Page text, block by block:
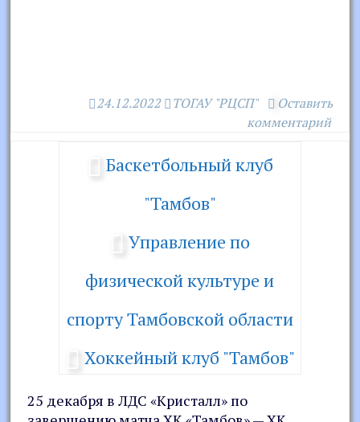
24.12.2022 ТОГАУ "РЦСП"
Оставить
комментарий
Баскетбольный клуб
"Тамбов"
Управление по
физической культуре и
спорту Тамбовской области
Хоккейный клуб "Тамбов"
25 декабря в ЛДС «Кристалл» по